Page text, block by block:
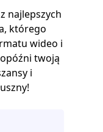
najlepszych
którego
wideo i
twoją
i